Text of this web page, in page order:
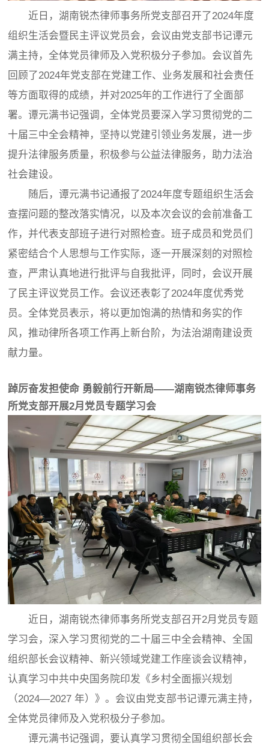
近日，湖南锐杰律师事务所党支部召开了2024年度
组织生活会暨民主评议党员会，会议由党支部书记谭元
满主持，全体党员律师及入党积极分子参加。会议首先
回顾了2024年党支部在党建工作、业务发展和社会责任
等方面取得的成绩，并对2025年的工作进行了全面部
署。谭元满书记强调，全体党员要深入学习贯彻党的二
十届三中全会精神，坚持以党建引领业务发展，进一步
提升法律服务质量，积极参与公益法律服务，助力法治
社会建设。
随后，谭元满书记通报了2024年度专题组织生活会
查摆问题的整改落实情况，以及本次会议的会前准备工
作，并代表支部班子进行对照检查。班子成员和党员们
紧密结合个人思想与工作实际，逐一开展深刻的对照检
查，严肃认真地进行批评与自我批评，同时，会议开展
了民主评议党员工作。会议还表彰了2024年度优秀党
员。全体党员表示，将以更加饱满的热情和务实的作
风，推动律所各项工作再上新台阶，为法治湖南建设贡
献力量。
踔厉奋发担使命 勇毅前行开新局——湖南锐杰律师事务
所党支部开展2月党员专题学习会
近日，湖南锐杰律师事务所党支部召开2月党员专题
学习会，深入学习贯彻党的二十届三中全会精神、全国
组织部长会议精神、新兴领域党建工作座谈会议精神，
认真学习中共中央国务院印发《乡村全面振兴规划
（2024—2027 年）》。会议由党支部书记谭元满主持，
全体党员律师及入党积极分子参加。
谭元满书记强调，要认真学习贯彻全国组织部长会